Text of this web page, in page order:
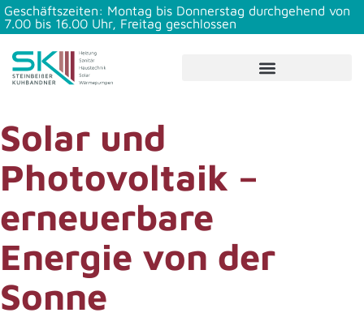
Geschäftszeiten: Montag bis Donnerstag durchgehend von
7.00 bis 16.00 Uhr, Freitag geschlossen
Solar und
Photovoltaik –
erneuerbare
Energie von der
Sonne